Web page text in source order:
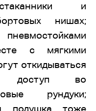
и
нишах;
с мягкими
откидываться
доступ во
рундуки;
подушка тоже